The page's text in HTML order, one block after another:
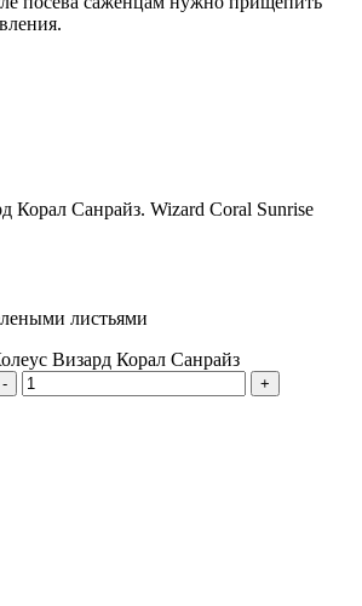
Корал Санрайз. Wizard Coral Sunrise
листьями
Визард Корал Санрайз
-
+